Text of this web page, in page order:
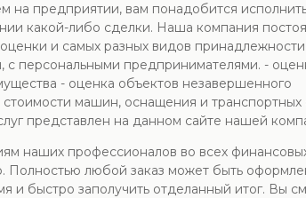
на предприятии, вам понадобится
какой-либо сделки. Наша компания
и самых разных видов
персональными предпринимателями. -
- оценка объектов незавершенного
стоимости машин, оснащения и транспортных
представлен на данном сайте нашей
наших профессионалов во всех
Полностью любой заказ может быть
и быстро заполучить отделанный итог. Вы